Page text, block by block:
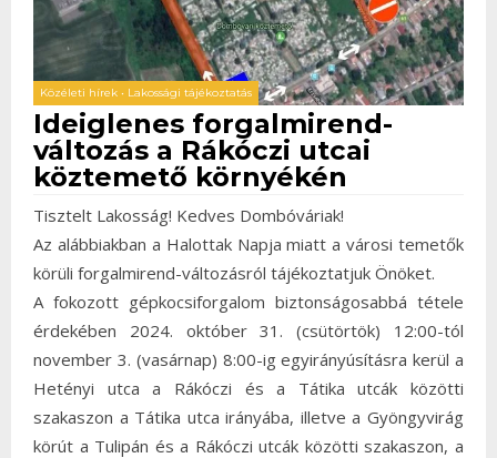
Közéleti hírek • Lakossági tájékoztatás
Ideiglenes forgalmirend-
változás a Rákóczi utcai
köztemető környékén
Tisztelt Lakosság! Kedves Dombóváriak!
Az alábbiakban a Halottak Napja miatt a városi temetők
körüli forgalmirend-változásról tájékoztatjuk Önöket.
A fokozott gépkocsiforgalom biztonságosabbá tétele
érdekében 2024. október 31. (csütörtök) 12:00-tól
november 3. (vasárnap) 8:00-ig egyirányúsításra kerül a
Hetényi utca a Rákóczi és a Tátika utcák közötti
szakaszon a Tátika utca irányába, illetve a Gyöngyvirág
körút a Tulipán és a Rákóczi utcák közötti szakaszon, a